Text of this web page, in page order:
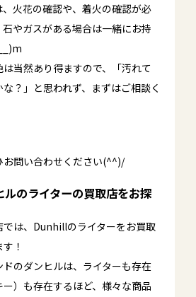
火花の確認や、着火の確認が必
やガスがある場合は一緒にお持
当然あり得ますので、「汚れて
？」と思われず、まずはご相談く
お問い合わせください(^^)/
のライターの買取店をお探
は、Dunhillのライターをお買取
！
のダンヒルは、ライターも存在
ー）も存在するほど、様々な商品